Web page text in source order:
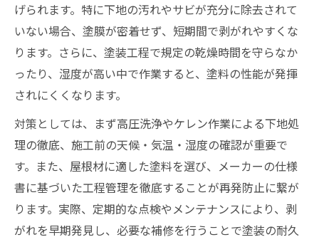
げられます。特に下地の汚れやサビが充分に除去されて
いない場合、塗膜が密着せず、短期間で剥がれやすくな
ります。さらに、塗装工程で規定の乾燥時間を守らなか
ったり、湿度が高い中で作業すると、塗料の性能が発揮
されにくくなります。
対策としては、まず高圧洗浄やケレン作業による下地処
理の徹底、施工前の天候・気温・湿度の確認が重要で
す。また、屋根材に適した塗料を選び、メーカーの仕様
書に基づいた工程管理を徹底することが再発防止に繋が
ります。実際、定期的な点検やメンテナンスにより、剥
がれを早期発見し、必要な補修を行うことで塗装の耐久